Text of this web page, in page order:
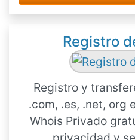
Registro
Registro y
.com, .es, .net, org
Whois Privado